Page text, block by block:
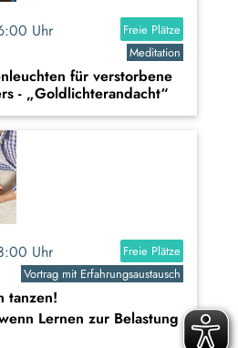
Uhr
Freie Plätze
Meditation
für verstorbene
- „Goldlichterandacht“
Uhr
Freie Plätze
Vortrag mit Erfahrungsaustausch
tanzen!
Lernen zur Belastung